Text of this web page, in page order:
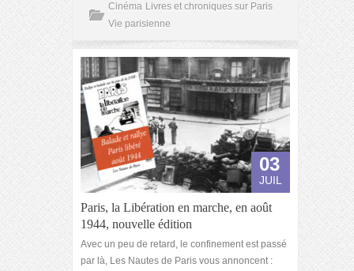
Cinéma Livres et chroniques sur Paris
Vie parisienne
03
JUIL
Paris, la Libération en marche, en août
1944, nouvelle édition
Avec un peu de retard, le confinement est passé
par là, Les Nautes de Paris vous annoncent :